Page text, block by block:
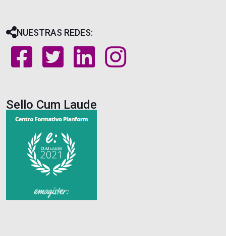
NUESTRAS REDES:
Sello Cum Laude